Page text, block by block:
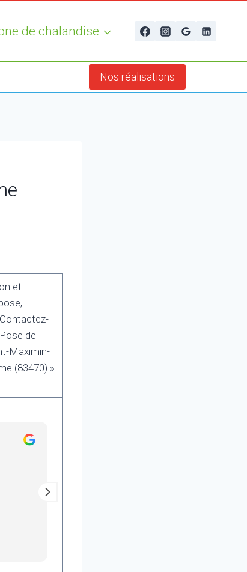
de chalandise
Nos réalisations
et
de
Maximin-
(83470) »